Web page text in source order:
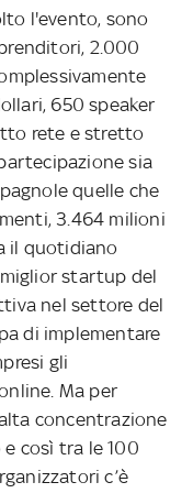
l'evento, sono
2.000
650 speaker
rete e stretto
sia
quelle che
3.464 milioni
il quotidiano
miglior startup del
nel settore del
di implementare
gli
Ma per
concentrazione
così tra le 100
c’è